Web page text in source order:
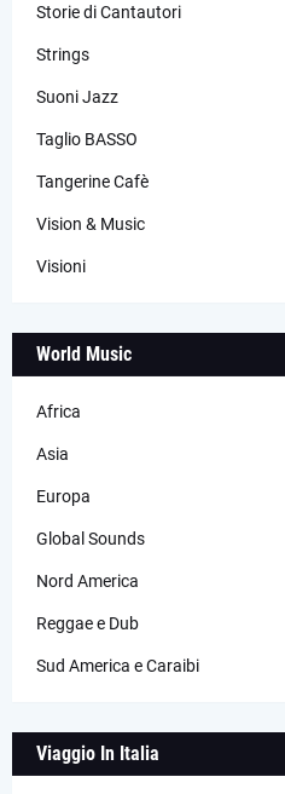
Storie di Cantautori
Strings
Suoni Jazz
Taglio BASSO
Tangerine Cafè
Vision & Music
Visioni
World Music
Africa
Asia
Europa
Global Sounds
Nord America
Reggae e Dub
Sud America e Caraibi
Viaggio In Italia